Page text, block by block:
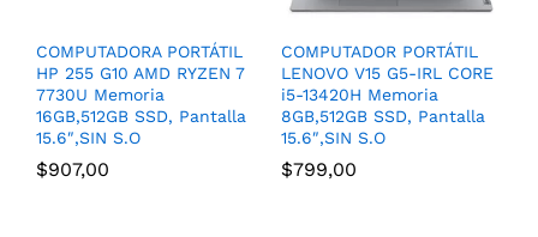
COMPUTADORA PORTÁTIL
HP 255 G10 AMD RYZEN 7
7730U Memoria
16GB,512GB SSD, Pantalla
15.6″,SIN S.O
$907,00
COMPUTADOR PORTÁTIL
LENOVO V15 G5-IRL CORE
i5-13420H Memoria
8GB,512GB SSD, Pantalla
15.6″,SIN S.O
$799,00